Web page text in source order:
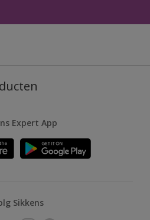
Expert App
Sikkens